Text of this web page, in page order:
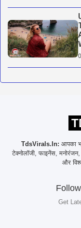
TdsVirals.In: आपका
टेक्नोलॉजी, फाइनेंस,
और
Get